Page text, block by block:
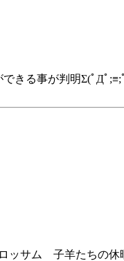
できる事が判明Σ(ﾟДﾟ;≡;
ッサム 子羊たちの休